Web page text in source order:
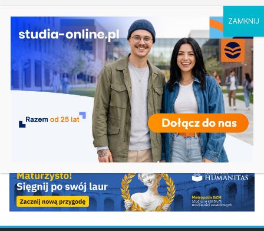
Ostatnie
wpisy:
Elektroniczne przetwarzanie informacji w
Krakowie
Prawo w Łomży
Pedagogika przedszkolna i wczesnoszkolna w
Skierniewicach
Kosmetologia w Opolu
Logistyka – studia inżynierskie na Uniwersytecie
Szczecińskim